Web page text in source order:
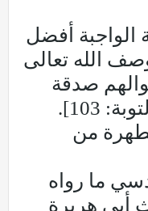
الواجبة أفضل
الله تعالى
صدقة
103].
من
ما رواه
حديث أبي هريرة